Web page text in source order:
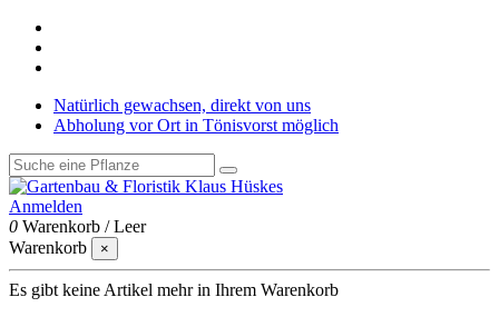
Natürlich gewachsen, direkt von uns
Abholung vor Ort in Tönisvorst möglich
Anmelden
0 Warenkorb /Leer
Warenkorb
×
Es gibt keine Artikel mehr in Ihrem Warenkorb